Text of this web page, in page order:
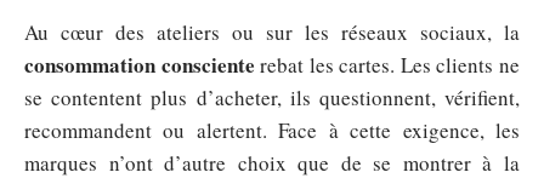
Au cœur des ateliers ou sur les réseaux sociaux, la
consommation consciente rebat les cartes. Les clients ne
se contentent plus d’acheter, ils questionnent, vérifient,
recommandent ou alertent. Face à cette exigence, les
marques n’ont d’autre choix que de se montrer à la